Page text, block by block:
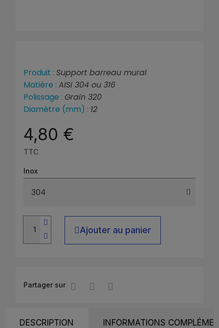
Produit : Support barreau mural
Matière : AISI 304 ou 316
Polissage : Grain 320
Diamètre (mm) : 12
4,80 €
TTC
Inox
Ajouter au panier
Partager sur
DESCRIPTION INFORMATIONS